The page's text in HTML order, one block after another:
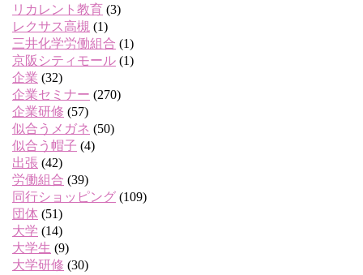
リカレント教育 (3)
レクサス高槻 (1)
三井化学労働組合 (1)
京阪シティモール (1)
企業 (32)
企業セミナー (270)
企業研修 (57)
似合うメガネ (50)
似合う帽子 (4)
出張 (42)
労働組合 (39)
同行ショッピング (109)
団体 (51)
大学 (14)
大学生 (9)
大学研修 (30)